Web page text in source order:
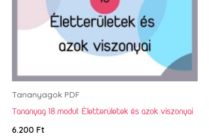
Tananyagok PDF
Tananyag 18.modul: Életterületek és azok viszonyai
6.200 Ft